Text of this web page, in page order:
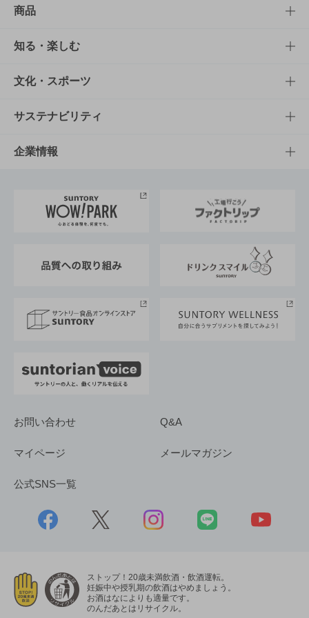
商品
商品TOP
商品一覧
商品発売情報
栄養成分一覧
知る・楽しむ
知る・楽しむTOP
キャンペーン
工場見学
地域情報
文化・スポーツ
文化・スポーツTOP
サントリーホール
サントリーサンバーズ大阪
サステナビリティ
サステナビリティTOP
サントリーが考えるサステナビリティ経営
企業情報
企業概要
採用情報
お問い合わせ Q&A
マイページ メールマガジン
公式SNS一覧
ストップ！20歳未満飲酒・飲酒運転。
妊娠中や授乳期の飲酒はやめましょう。
お酒はなによりも適量です。
のんだあとはリサイクル。